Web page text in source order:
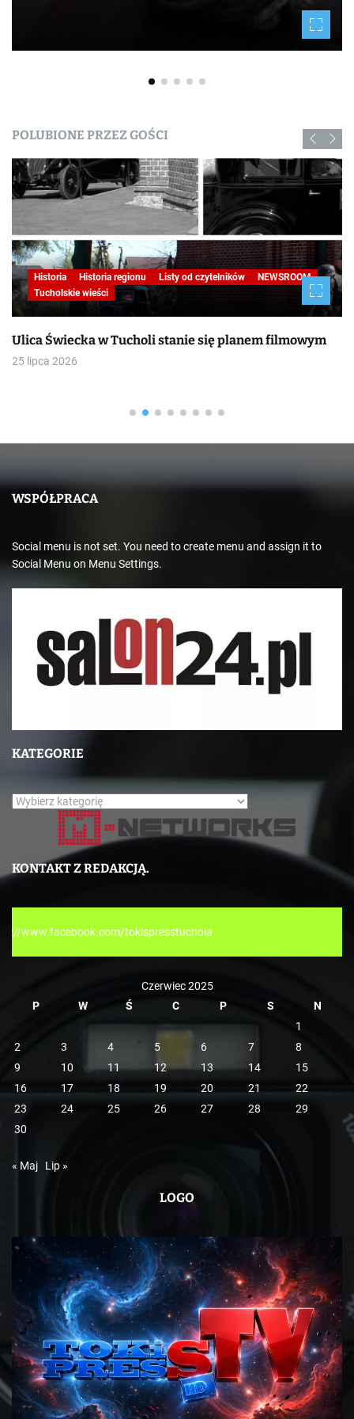
POLUBIONE PRZEZ GOŚCI
Historia Historia regionu Listy od czytelników
NEWSROOM
Tucholskie wieści
Ulica Świecka w Tucholi stanie się planem filmowym
25 lipca 2026
WSPÓŁPRACA
Social menu is not set. You need to create menu and assign it to
Social Menu on Menu Settings.
KATEGORIE
K
e
g
i
e
KONTAKT Z REDAKCJĄ.
tokispresstuchola
Czerwiec 2025
P
W Ś C P S
N
1
2
3 4 5 6 7
8
9
10 11 12 13 14
15
16
17 18 19 20 21
22
23
24 25 26 27 28
29
30
« Maj Lip »
LOGO